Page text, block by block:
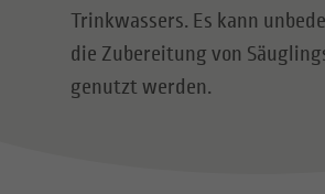
Trinkwassers. Es kann
die Zubereitung von
genutzt werden.